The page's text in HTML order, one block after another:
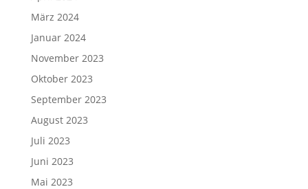
März 2024
Januar 2024
November 2023
Oktober 2023
September 2023
August 2023
Juli 2023
Juni 2023
Mai 2023